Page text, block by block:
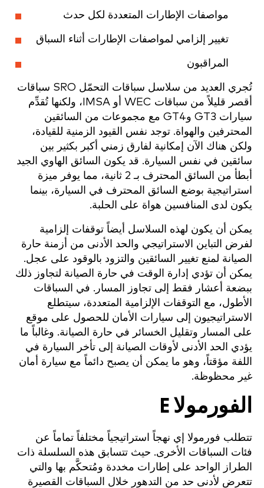
مواصفات الإطارات المتعددة لكل حدث
تغيير إلزامي لمواصفات الإطارات أثناء السباق
المراقبون
تُجري العديد من سلاسل سباقات التحمّل SRO سباقات
أقصر قليلاً من سباقات WEC أو IMSA، ولكنها تُقدِّم
سيارات GT3 وGT4 مع مجموعات من السائقين
المحترفين والهواة. توجد نفس القيود الزمنية للقيادة،
ولكن هناك الآن إمكانية لفارق زمني أكبر بكثير بين
سائقين في نفس السيارة. قد يكون السائق الهاوي الجيد
أبطأ من السائق المحترف بـ 2 ثانية، مما يوفر ميزة
استراتيجية بوضع السائق المحترف في السيارة، بينما
يكون لدى المنافسين هواة على الحلبة.
يمكن أن يكون لهذه السلاسل أيضاً توقفات إلزامية
لفرض التباين الاستراتيجي والحد الأدنى من أزمنة حارة
الصيانة لمنع تغيير السائقين والتزود بالوقود على عجل.
يمكن أن تؤدي إدارة الوقت في حارة الصيانة لتجاوز ذلك
ببضعة أعشار فقط إلى تجاوز المسار. في السباقات
الأطول، مع التوقفات الإلزامية المتعددة، سيتطلع
الاستراتيجيون إلى سيارات الأمان للحصول على موقع
على المسار وتقليل الخسائر في حارة الصيانة. وغالباً ما
يؤدي الحد الأدنى لأوقات الصيانة إلى تأخر السيارة في
اللفة مؤقتاً، وهو ما يمكن أن يصبح دائماً مع سيارة أمان
غير محظوظة.
الفورمولا E
تتطلب فورمولا إي نهجاً استراتيجياً مختلفاً تماماً عن
فئات السباقات الأخرى. حيث تتسابق هذه السلسلة ذات
الطراز الواحد على إطارات مخددة ومُتحكَّم بها والتي
تتعرض لأدنى حد من التدهور خلال السباقات القصيرة